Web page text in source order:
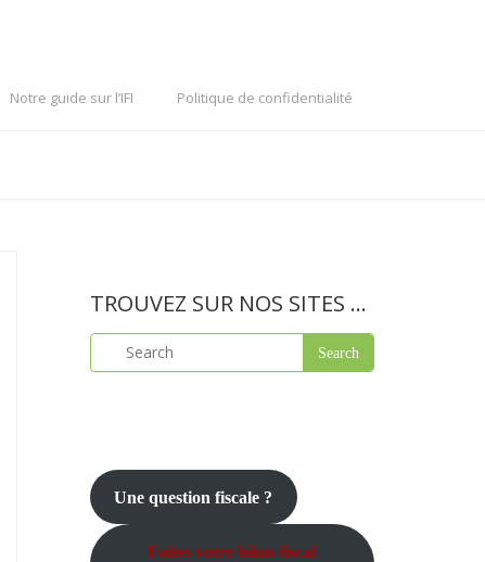
Notre guide sur l’IFI Politique de confidentialité
TROUVEZ SUR NOS SITES …
Une question fiscale ?
Faites votre bilan fiscal